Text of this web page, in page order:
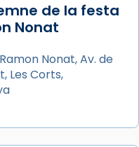
visita apostòlica
i als
de Barcelona.
el cardenal Joan
missa i l’ha
de Barcelona,
de la festa
Nonat
Nonat, Av. de
Les Corts,